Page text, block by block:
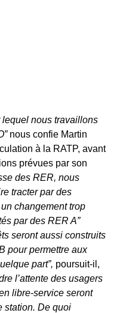
lequel nous travaillons
nous confie Martin
à la RATP, avant
prévues par son
des RER, nous
tracter par des
changement trop
par des RER A”
seront aussi construits
pour permettre aux
part”, poursuit-il,
l’attente des usagers
libre-service seront
station. De quoi